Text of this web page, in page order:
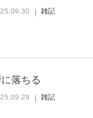
雑記
落ちる
雑記